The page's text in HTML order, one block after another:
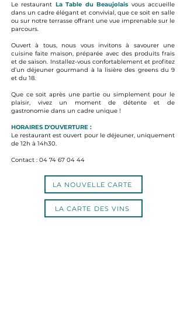
Le restaurant La Table du Beaujolais vous accueille
dans un cadre élégant et convivial, que ce soit en salle
ou sur notre terrasse offrant une vue imprenable sur le
parcours.
Ouvert à tous, nous vous invitons à savourer une
cuisine faite maison, préparée avec des produits frais
et de saison. Installez-vous confortablement et profitez
d’un déjeuner gourmand à la lisière des greens du 9
et du 18.
Que ce soit après une partie ou simplement pour le
plaisir, vivez un moment de détente et de
gastronomie dans un cadre unique !
HORAIRES D'OUVERTURE :
Le restaurant est ouvert pour le déjeuner, uniquement
de 12h à 14h30.
Contact : 04 74 67 04 44
LA NOUVELLE CARTE
LA CARTE DES VINS